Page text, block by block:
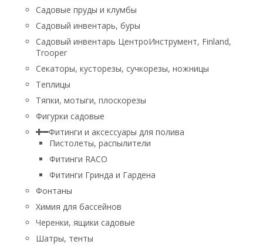
Садовые пруды и клумбы
Садовый инвентарь, буры
Садовый инвентарь ЦентроИнструмент, Finland,
Trooper
Секаторы, кусторезы, сучкорезы, ножницы
Теплицы
Тяпки, мотыги, плоскорезы
Фигурки садовые
Фитинги и аксессуары для полива
Пистолеты, распылители
Фитинги RACO
Фитинги Гринда и Гардена
Фонтаны
Химия для бассейнов
Черенки, ящики садовые
Шатры, тенты